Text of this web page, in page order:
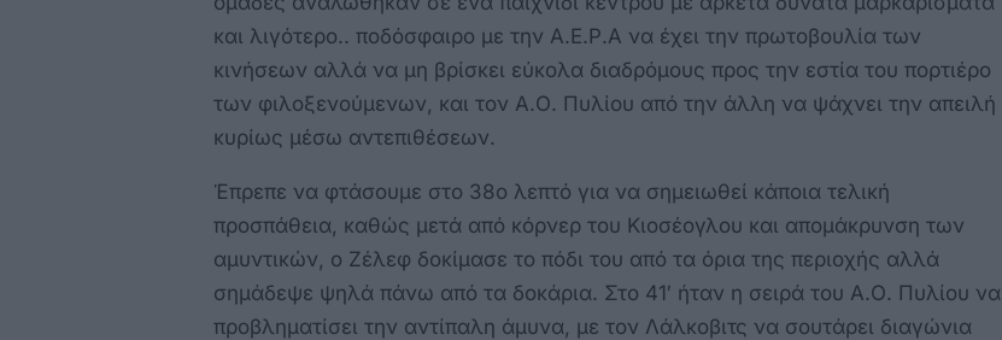
και λιγότερο.. ποδόσφαιρο με την Α.Ε.Ρ.Α να έχει την πρωτοβουλία των
κινήσεων αλλά να μη βρίσκει εύκολα διαδρόμους προς την εστία του πορτιέρο
των φιλοξενούμενων, και τον Α.Ο. Πυλίου από την άλλη να ψάχνει την απειλή
κυρίως μέσω αντεπιθέσεων.
Έπρεπε να φτάσουμε στο 38ο λεπτό για να σημειωθεί κάποια τελική
προσπάθεια, καθώς μετά από κόρνερ του Κιοσέογλου και απομάκρυνση των
αμυντικών, ο Ζέλεφ δοκίμασε το πόδι του από τα όρια της περιοχής αλλά
σημάδεψε ψηλά πάνω από τα δοκάρια. Στο 41′ ήταν η σειρά του Α.Ο. Πυλίου να
προβληματίσει την αντίπαλη άμυνα, με τον Λάλκοβιτς να σουτάρει διαγώνια